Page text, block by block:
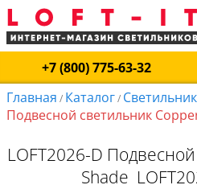
+7 (800) 775-63-32
Главная / Каталог/
Подвесной светильник
LOFT2026-D
Shade